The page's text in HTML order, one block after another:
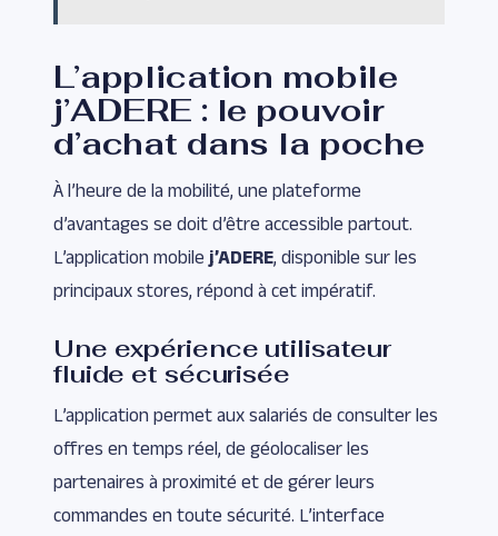
L’application mobile
j’ADERE : le pouvoir
d’achat dans la poche
À l’heure de la mobilité, une plateforme
d’avantages se doit d’être accessible partout.
L’application mobile j’ADERE, disponible sur les
principaux stores, répond à cet impératif.
Une expérience utilisateur
fluide et sécurisée
L’application permet aux salariés de consulter les
offres en temps réel, de géolocaliser les
partenaires à proximité et de gérer leurs
commandes en toute sécurité. L’interface